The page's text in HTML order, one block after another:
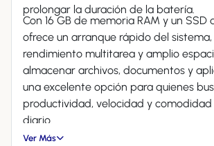
prolongar la duración de la batería.
Con 16 GB de memoria RAM y un SSD
ofrece un arranque rápido del
rendimiento multitarea y amplio
almacenar archivos, documentos y
una excelente opción para quienes
productividad, velocidad y comodidad
diario.
Ver Más